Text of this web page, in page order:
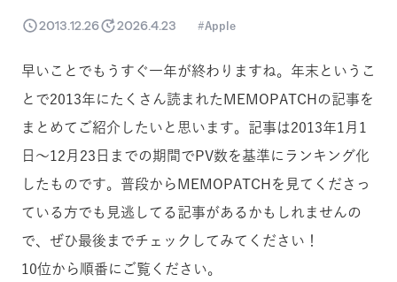
2013.12.26 2026.4.23 Apple
早いことでもうすぐ一年が終わりますね。年末というこ
とで2013年にたくさん読まれたMEMOPATCHの記事を
まとめてご紹介したいと思います。記事は2013年1月1
日〜12月23日までの期間でPV数を基準にランキング化
したものです。普段からMEMOPATCHを見てくださっ
ている方でも見逃してる記事があるかもしれませんの
で、ぜひ最後までチェックしてみてください！
10位から順番にご覧ください。